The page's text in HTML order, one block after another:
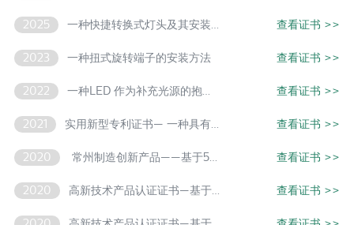
2025 一种快捷转换式灯头及其安装方法 查看证书 >>
2023 一种扭式旋转端子的安装方法 查看证书 >>
2022 一种LED 作为补充光源的抱子甘蓝的栽培方法 查看证书 >>
2021 实用新型专利证书— 一种具有止位功能的折叠式灯具 查看证书 >>
2020 常州制造创新产品——基于5G物联网的智能杆 查看证书 >>
2020 高新技术产品认证证书—基于蓝宝石衬底的LED隧道灯 查看证书 >>